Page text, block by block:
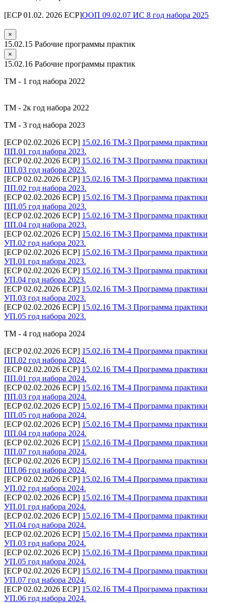
[ECP 01.02. 2026 ECP]ООП 09.02.07 ИС 8 год набора 2025
×
15.02.15 Рабочие программы практик
×
15.02.16 Рабочие программы практик
ТМ - 1 год набора 2022
ТМ - 2к год набора 2022
ТМ - 3 год набора 2023
[ECP 02.02.2026 ECP] 15.02.16 ТМ-3 Программа практики
ПП.01 год набора 2023.
[ECP 02.02.2026 ECP] 15.02.16 ТМ-3 Программа практики
ПП.03 год набора 2023.
[ECP 02.02.2026 ECP] 15.02.16 ТМ-3 Программа практики
ПП.02 год набора 2023.
[ECP 02.02.2026 ECP] 15.02.16 ТМ-3 Программа практики
ПП.05 год набора 2023.
[ECP 02.02.2026 ECP] 15.02.16 ТМ-3 Программа практики
ПП.04 год набора 2023.
[ECP 02.02.2026 ECP] 15.02.16 ТМ-3 Программа практики
УП.02 год набора 2023.
[ECP 02.02.2026 ECP] 15.02.16 ТМ-3 Программа практики
УП.01 год набора 2023.
[ECP 02.02.2026 ECP] 15.02.16 ТМ-3 Программа практики
УП.04 год набора 2023.
[ECP 02.02.2026 ECP] 15.02.16 ТМ-3 Программа практики
УП.03 год набора 2023.
[ECP 02.02.2026 ECP] 15.02.16 ТМ-3 Программа практики
УП.05 год набора 2023.
ТМ - 4 год набора 2024
[ECP 02.02.2026 ECP] 15.02.16 ТМ-4 Программа практики
ПП.02 год набора 2024.
[ECP 02.02.2026 ECP] 15.02.16 ТМ-4 Программа практики
ПП.01 год набора 2024.
[ECP 02.02.2026 ECP] 15.02.16 ТМ-4 Программа практики
ПП.03 год набора 2024.
[ECP 02.02.2026 ECP] 15.02.16 ТМ-4 Программа практики
ПП.05 год набора 2024.
[ECP 02.02.2026 ECP] 15.02.16 ТМ-4 Программа практики
ПП.04 год набора 2024.
[ECP 02.02.2026 ECP] 15.02.16 ТМ-4 Программа практики
ПП.07 год набора 2024.
[ECP 02.02.2026 ECP] 15.02.16 ТМ-4 Программа практики
ПП.06 год набора 2024.
[ECP 02.02.2026 ECP] 15.02.16 ТМ-4 Программа практики
УП.02 год набора 2024.
[ECP 02.02.2026 ECP] 15.02.16 ТМ-4 Программа практики
УП.01 год набора 2024.
[ECP 02.02.2026 ECP] 15.02.16 ТМ-4 Программа практики
УП.04 год набора 2024.
[ECP 02.02.2026 ECP] 15.02.16 ТМ-4 Программа практики
УП.03 год набора 2024.
[ECP 02.02.2026 ECP] 15.02.16 ТМ-4 Программа практики
УП.05 год набора 2024.
[ECP 02.02.2026 ECP] 15.02.16 ТМ-4 Программа практики
УП.07 год набора 2024.
[ECP 02.02.2026 ECP] 15.02.16 ТМ-4 Программа практики
УП.06 год набора 2024.